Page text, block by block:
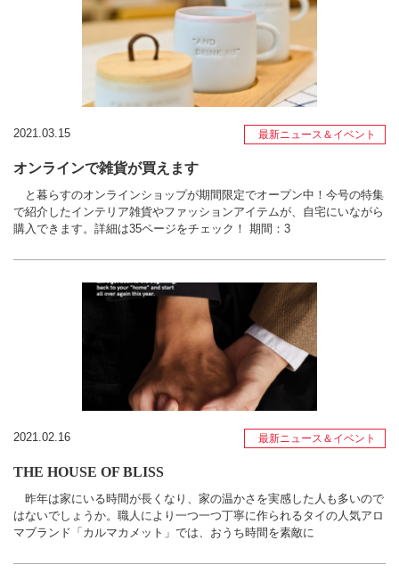
2021.03.15 最新ニュース＆イベント
オンラインで雑貨が買えます
と暮らすのオンラインショップが期間限定でオープン中！今号の特集
で紹介したインテリア雑貨やファッションアイテムが、自宅にいながら
購入できます。詳細は35ページをチェック！ 期間：3
2021.02.16 最新ニュース＆イベント
THE HOUSE OF BLISS
昨年は家にいる時間が長くなり、家の温かさを実感した人も多いので
はないでしょうか。職人により一つ一つ丁寧に作られるタイの人気アロ
マブランド「カルマカメット」では、おうち時間を素敵に